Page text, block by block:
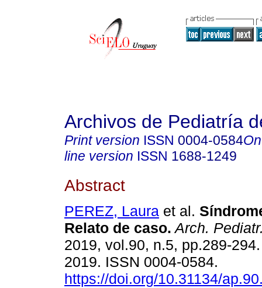
Archivos de Pediatría
Print version ISSN 0004-0584
line version ISSN 1688-1249
Abstract
PEREZ, Laura et al.
Relato de caso. Arch.
2019, vol.90, n.5, pp.289-
2019. ISSN 0004-0584.
https://doi.org/10.31134/